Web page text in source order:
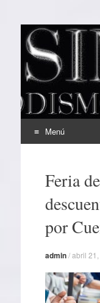
EL
Periodismo
Menú
contenidoFeria
por
admin/abril